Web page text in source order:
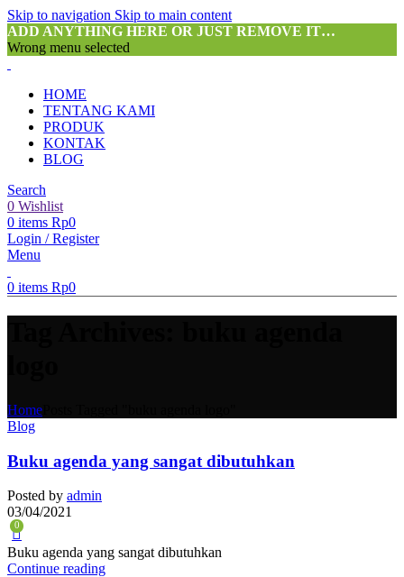
Skip to navigation Skip to main content
ADD ANYTHING HERE OR JUST REMOVE IT…
Wrong menu selected
HOME
TENTANG KAMI
PRODUK
KONTAK
BLOG
Search
0 Wishlist
0 items Rp0
Login / Register
Menu
0 items Rp0
Home
Blog
Buku agenda yang sangat dibutuhkan
Posted by admin
03/04/2021
0
Buku agenda yang sangat dibutuhkan
Continue reading